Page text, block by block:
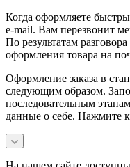
Когда оформляете
e-mail. Вам перезвонит
По результатам
оформления товара на
Оформление заказа в
следующим образом.
последовательным
данные о себе. Нажмите